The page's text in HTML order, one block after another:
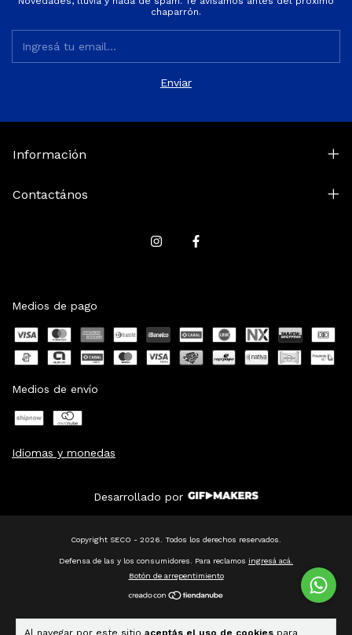
Al navegar por este sitio aceptás el uso de cookies para
chaparrón.
Información
Contactános
Medios de pago
Medios de envío
Idiomas y monedas
Desarrollado por
Copyright SECO - 2026. Todos los derechos reservados.
Defensa de las y los consumidores. Para reclamos ingresá acá.
Botón de arrepentimiento